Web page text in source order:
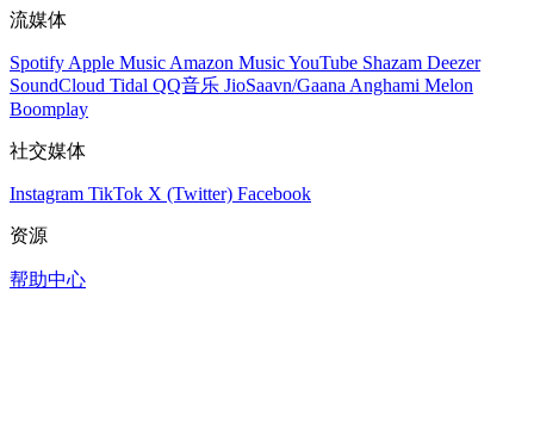
流媒体
Spotify Apple Music Amazon MusicYouTube Shazam Deezer
SoundCloud Tidal QQ音乐 JioSaavn/Gaana Anghami Melon
Boomplay
社交媒体
Instagram TikTok X (Twitter) Facebook
资源
帮助中心